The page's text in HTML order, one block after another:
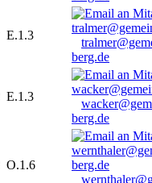
E.1.3
berg.de
E.1.3
berg.de
O.1.6